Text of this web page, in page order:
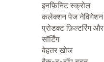
इनफ़िनिट स्क्रोल
कलेक्शन पेज नेविगेशन
प्रोडक्ट फ़िल्टरिंग और
सॉर्टिंग
बेहतर खोज